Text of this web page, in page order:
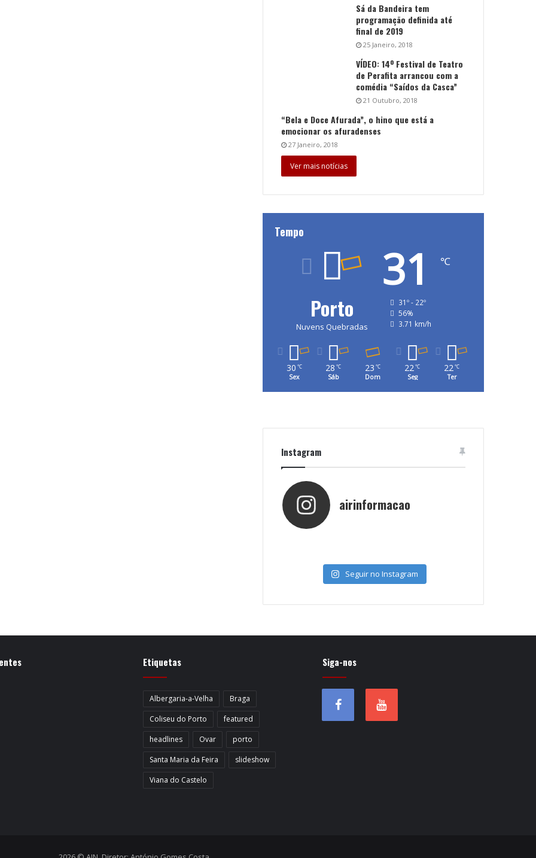
Sá da Bandeira tem
programação definida até
final de 2019
25 Janeiro, 2018
VÍDEO: 14º Festival de Teatro
de Perafita arrancou com a
comédia “Saídos da Casca”
21 Outubro, 2018
“Bela e Doce Afurada”, o hino que está a
emocionar os afuradenses
27 Janeiro, 2018
Ver mais notícias
Tempo
Porto
Nuvens Quebradas
31 ℃
31º - 22º
56%
3.71 km/h
30 ℃
Sex
28 ℃
Sáb
23 ℃
Dom
22℃
Seg
22℃
Ter
Instagram
airinformacao
Seguir no Instagram
Etiquetas
Albergaria-a-Velha
Braga
Coliseu do Porto
featured
headlines
Ovar
porto
Santa Maria da Feira
slideshow
Viana do Castelo
Siga-nos